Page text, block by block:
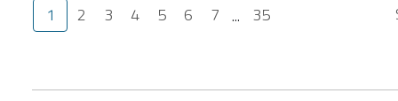
1 2 3 4 5 6 7 ... 35